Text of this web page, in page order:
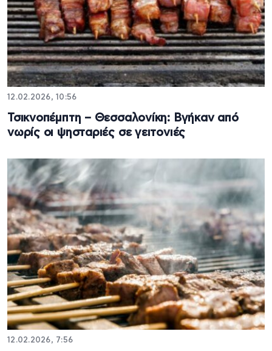
12.02.2026, 10:56
Τσικνοπέμπτη – Θεσσαλονίκη: Βγήκαν από
νωρίς οι ψησταριές σε γειτονιές
12.02.2026, 7:56